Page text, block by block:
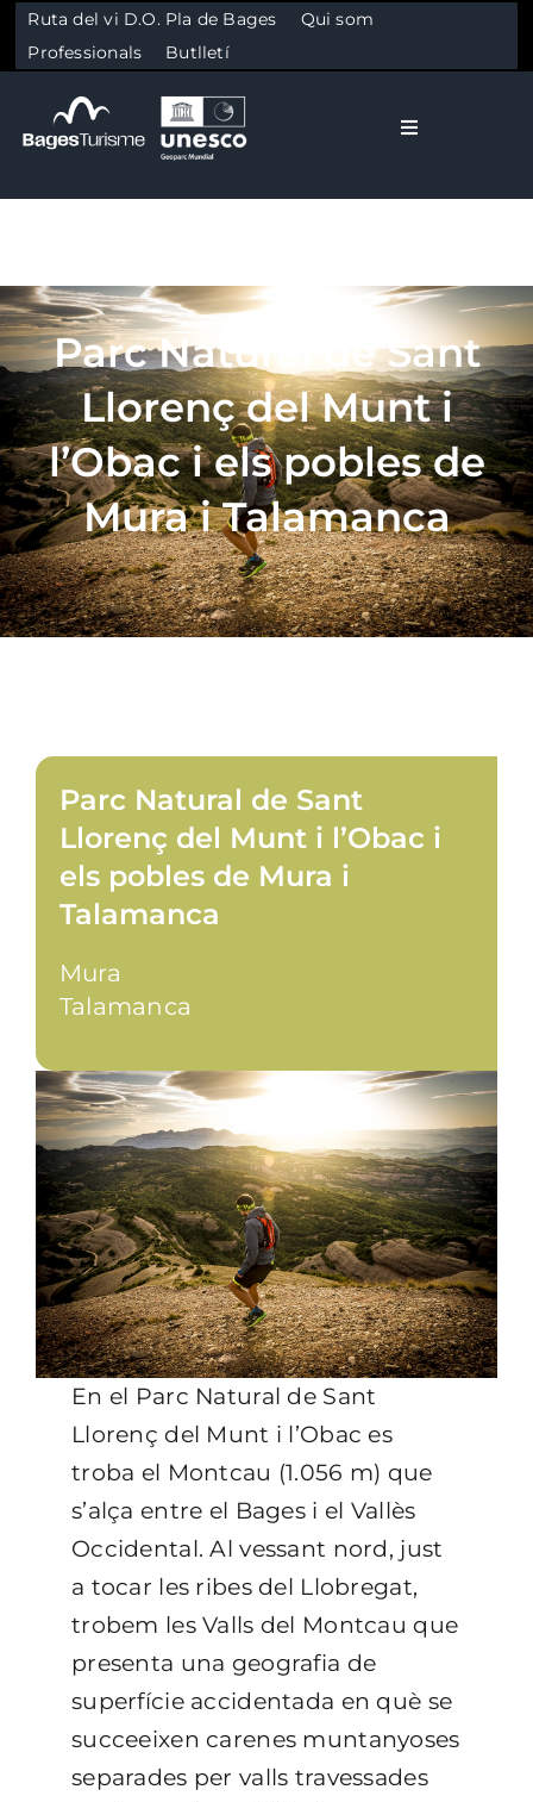
Skip to content
Ruta del vi D.O. Pla de Bages
Qui som
Professionals
Butlletí
Toggle
Cultura
Gastronomia
Planifica
Parc Natural de Sant
Llorenç del Munt i
l’Obac i els pobles de
Mura i Talamanca
Parc Natural de Sant
Llorenç del Munt i l’Obac i
els pobles de Mura i
Talamanca
Mura
Talamanca
En el Parc Natural de Sant
Llorenç del Munt i l’Obac es
troba el Montcau (1.056 m) que
s’alça entre el Bages i el Vallès
Occidental. Al vessant nord, just
a tocar les ribes del Llobregat,
trobem les Valls del Montcau que
presenta una geografia de
superfície accidentada en què se
succeeixen carenes muntanyoses
separades per valls travessades